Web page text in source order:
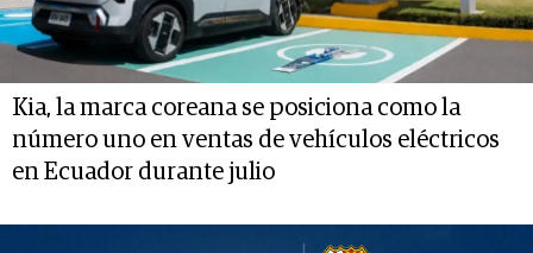
Kia, la marca coreana se posiciona como la
número uno en ventas de vehículos eléctricos
en Ecuador durante julio